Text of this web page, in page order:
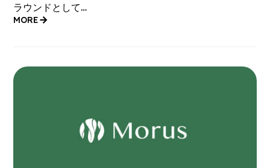
ラウンドとして…
MORE